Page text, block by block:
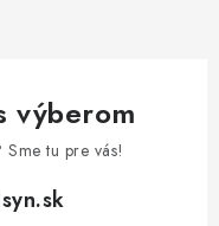
výberom
tu pre vás!